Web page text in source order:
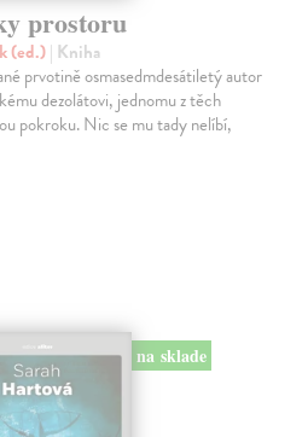
prostoru
(ed.)| Kniha
prvotině osmasedmdesátiletý autor
dezolátovi, jednomu z těch
pokroku. Nic se mu tady nelíbí,
na sklade